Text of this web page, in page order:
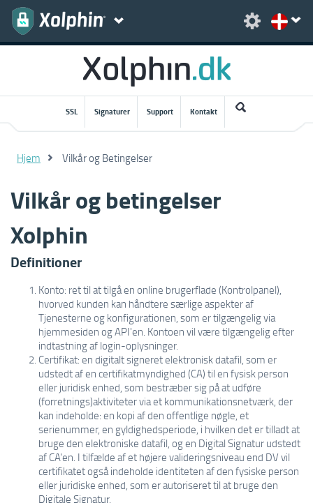
SSL Signaturer Support Kontakt
Hjem Vilkår og Betingelser
Vilkår og betingelser
Xolphin
Definitioner
Konto: ret til at tilgå en online brugerflade (Kontrolpanel),
hvorved kunden kan håndtere særlige aspekter af
Tjenesterne og konfigurationen, som er tilgængelig via
hjemmesiden og API'en. Kontoen vil være tilgængelig efter
indtastning af login-oplysninger.
Certifikat: en digitalt signeret elektronisk datafil, som er
udstedt af en certifikatmyndighed (CA) til en fysisk person
eller juridisk enhed, som bestræber sig på at udføre
(forretnings)aktiviteter via et kommunikationsnetværk, der
kan indeholde: en kopi af den offentlige nøgle, et
serienummer, en gyldighedsperiode, i hvilken det er tilladt at
bruge den elektroniske datafil, og en Digital Signatur udstedt
af CA'en. I tilfælde af et højere valideringsniveau end DV vil
certifikatet også indeholde identiteten af den fysiske person
eller juridiske enhed, som er autoriseret til at bruge den
Digitale Signatur.